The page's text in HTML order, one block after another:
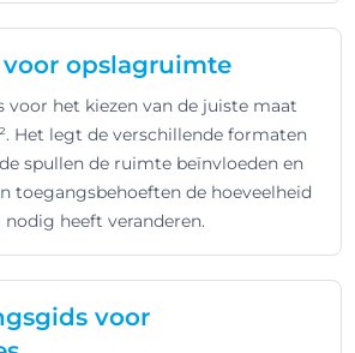
opslagruimte
voor het kiezen van de juiste maat
Het legt de verschillende formaten
spullen de ruimte beïnvloeden en
toegangsbehoeften de hoeveelheid
heeft veranderen.
voor